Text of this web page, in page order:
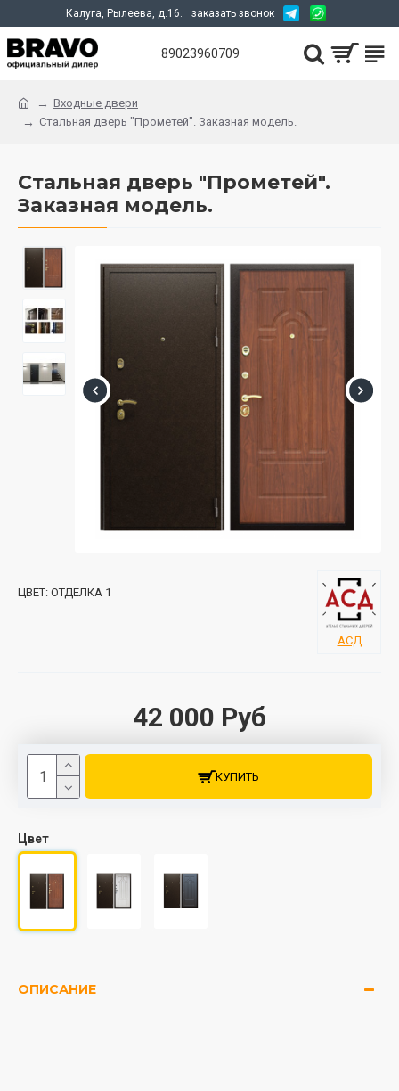
Калуга, Рылеева, д.16. заказать звонок
89023960709
Входные двери
Стальная дверь "Прометей". Заказная модель.
Стальная дверь "Прометей".
Заказная модель.
42 000 Руб
ЦВЕТ: ОТДЕЛКА 1
АСД
Цвет
КУПИТЬ
ОПИСАНИЕ